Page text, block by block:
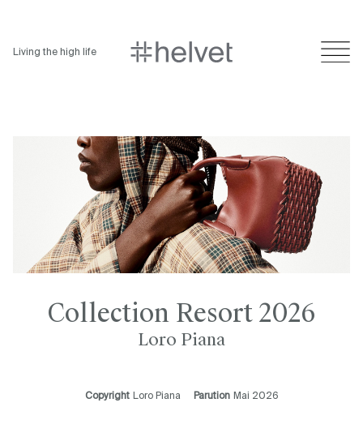
Living the high life
Collection Resort 2026
Loro Piana
Copyright Loro Piana Parution Mai 2026